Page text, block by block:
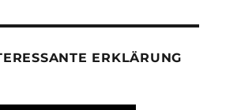
ERKLÄRUNG